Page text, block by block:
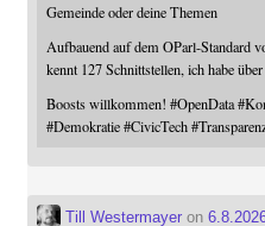
Gemeinde oder deine Themen
Aufbauend auf dem OParl-Standard
kennt 127 Schnittstellen, ich habe
Boosts willkommen! #OpenData #
#Demokratie #CivicTech #
Till Westermayeron